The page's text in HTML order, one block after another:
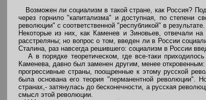
Возможен ли социализм в такой стране, как Россия?
через горнило "капитализма" и доступная, по степени
революции" с соответственной "республикой" в
Некоторые из них, как Каменев и Зиновьев, отвечали
расстреляны; но вопрос о том, введен ли в России
Сталина, раз навсегда решившего: социализм в России
А в порядке теоретическом, где все-таки
Каменева, давно был заменен другим, менее
прогрессивные страны, поощренные к этому русской
была основана его теория "перманентной революции".
странах,- затянулась до бесконечности, а русская
смысл этой революции.